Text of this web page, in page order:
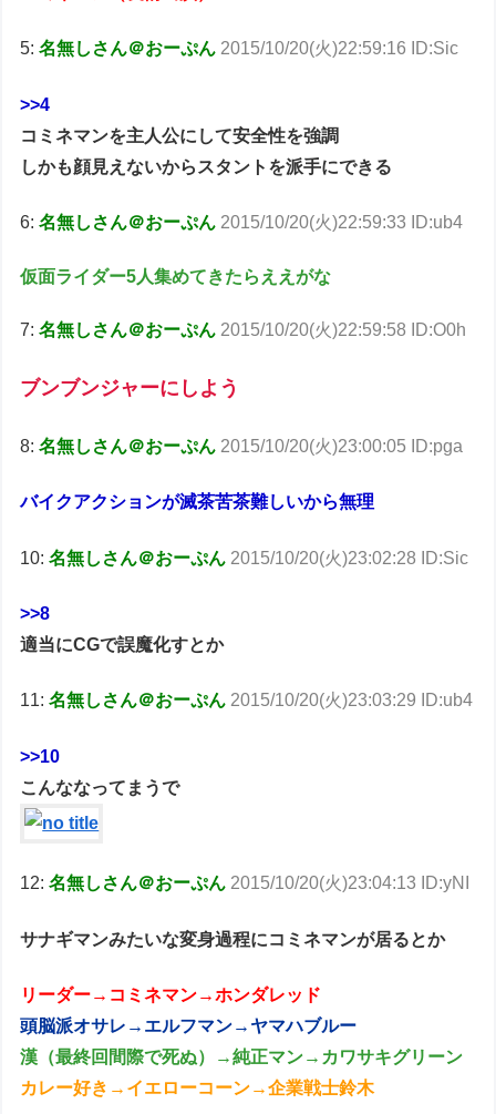
5:名無しさん＠おーぷん 2015/10/20(火)22:59:16 ID:Sic
>>4
コミネマンを主人公にして安全性を強調
しかも顔見えないからスタントを派手にできる
6:名無しさん＠おーぷん 2015/10/20(火)22:59:33 ID:ub4
仮面ライダー5人集めてきたらええがな
7:名無しさん＠おーぷん 2015/10/20(火)22:59:58 ID:O0h
ブンブンジャーにしよう
8:名無しさん＠おーぷん 2015/10/20(火)23:00:05 ID:pga
バイクアクションが滅茶苦茶難しいから無理
10:名無しさん＠おーぷん 2015/10/20(火)23:02:28 ID:Sic
>>8
適当にCGで誤魔化すとか
11:名無しさん＠おーぷん 2015/10/20(火)23:03:29 ID:ub4
>>10
こんななってまうで
12:名無しさん＠おーぷん 2015/10/20(火)23:04:13 ID:yNI
サナギマンみたいな変身過程にコミネマンが居るとか
リーダー→コミネマン→ホンダレッド
頭脳派オサレ→エルフマン→ヤマハブルー
漢（最終回間際で死ぬ）→純正マン→カワサキグリーン
カレー好き→イエローコーン→企業戦士鈴木